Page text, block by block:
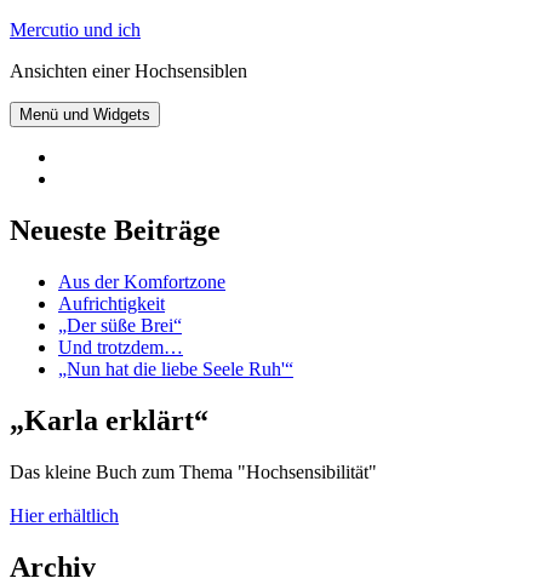
Zum
springen
Mercutio und ich
Ansichten einer Hochsensiblen
Menü und Widgets
Neueste Beiträge
Aus der Komfortzone
Aufrichtigkeit
„Der süße Brei“
Und trotzdem…
„Nun hat die liebe Seele Ruh'“
„Karla erklärt“
Das kleine Buch zum Thema "Hochsensibilität"
Hier erhältlich
Archiv